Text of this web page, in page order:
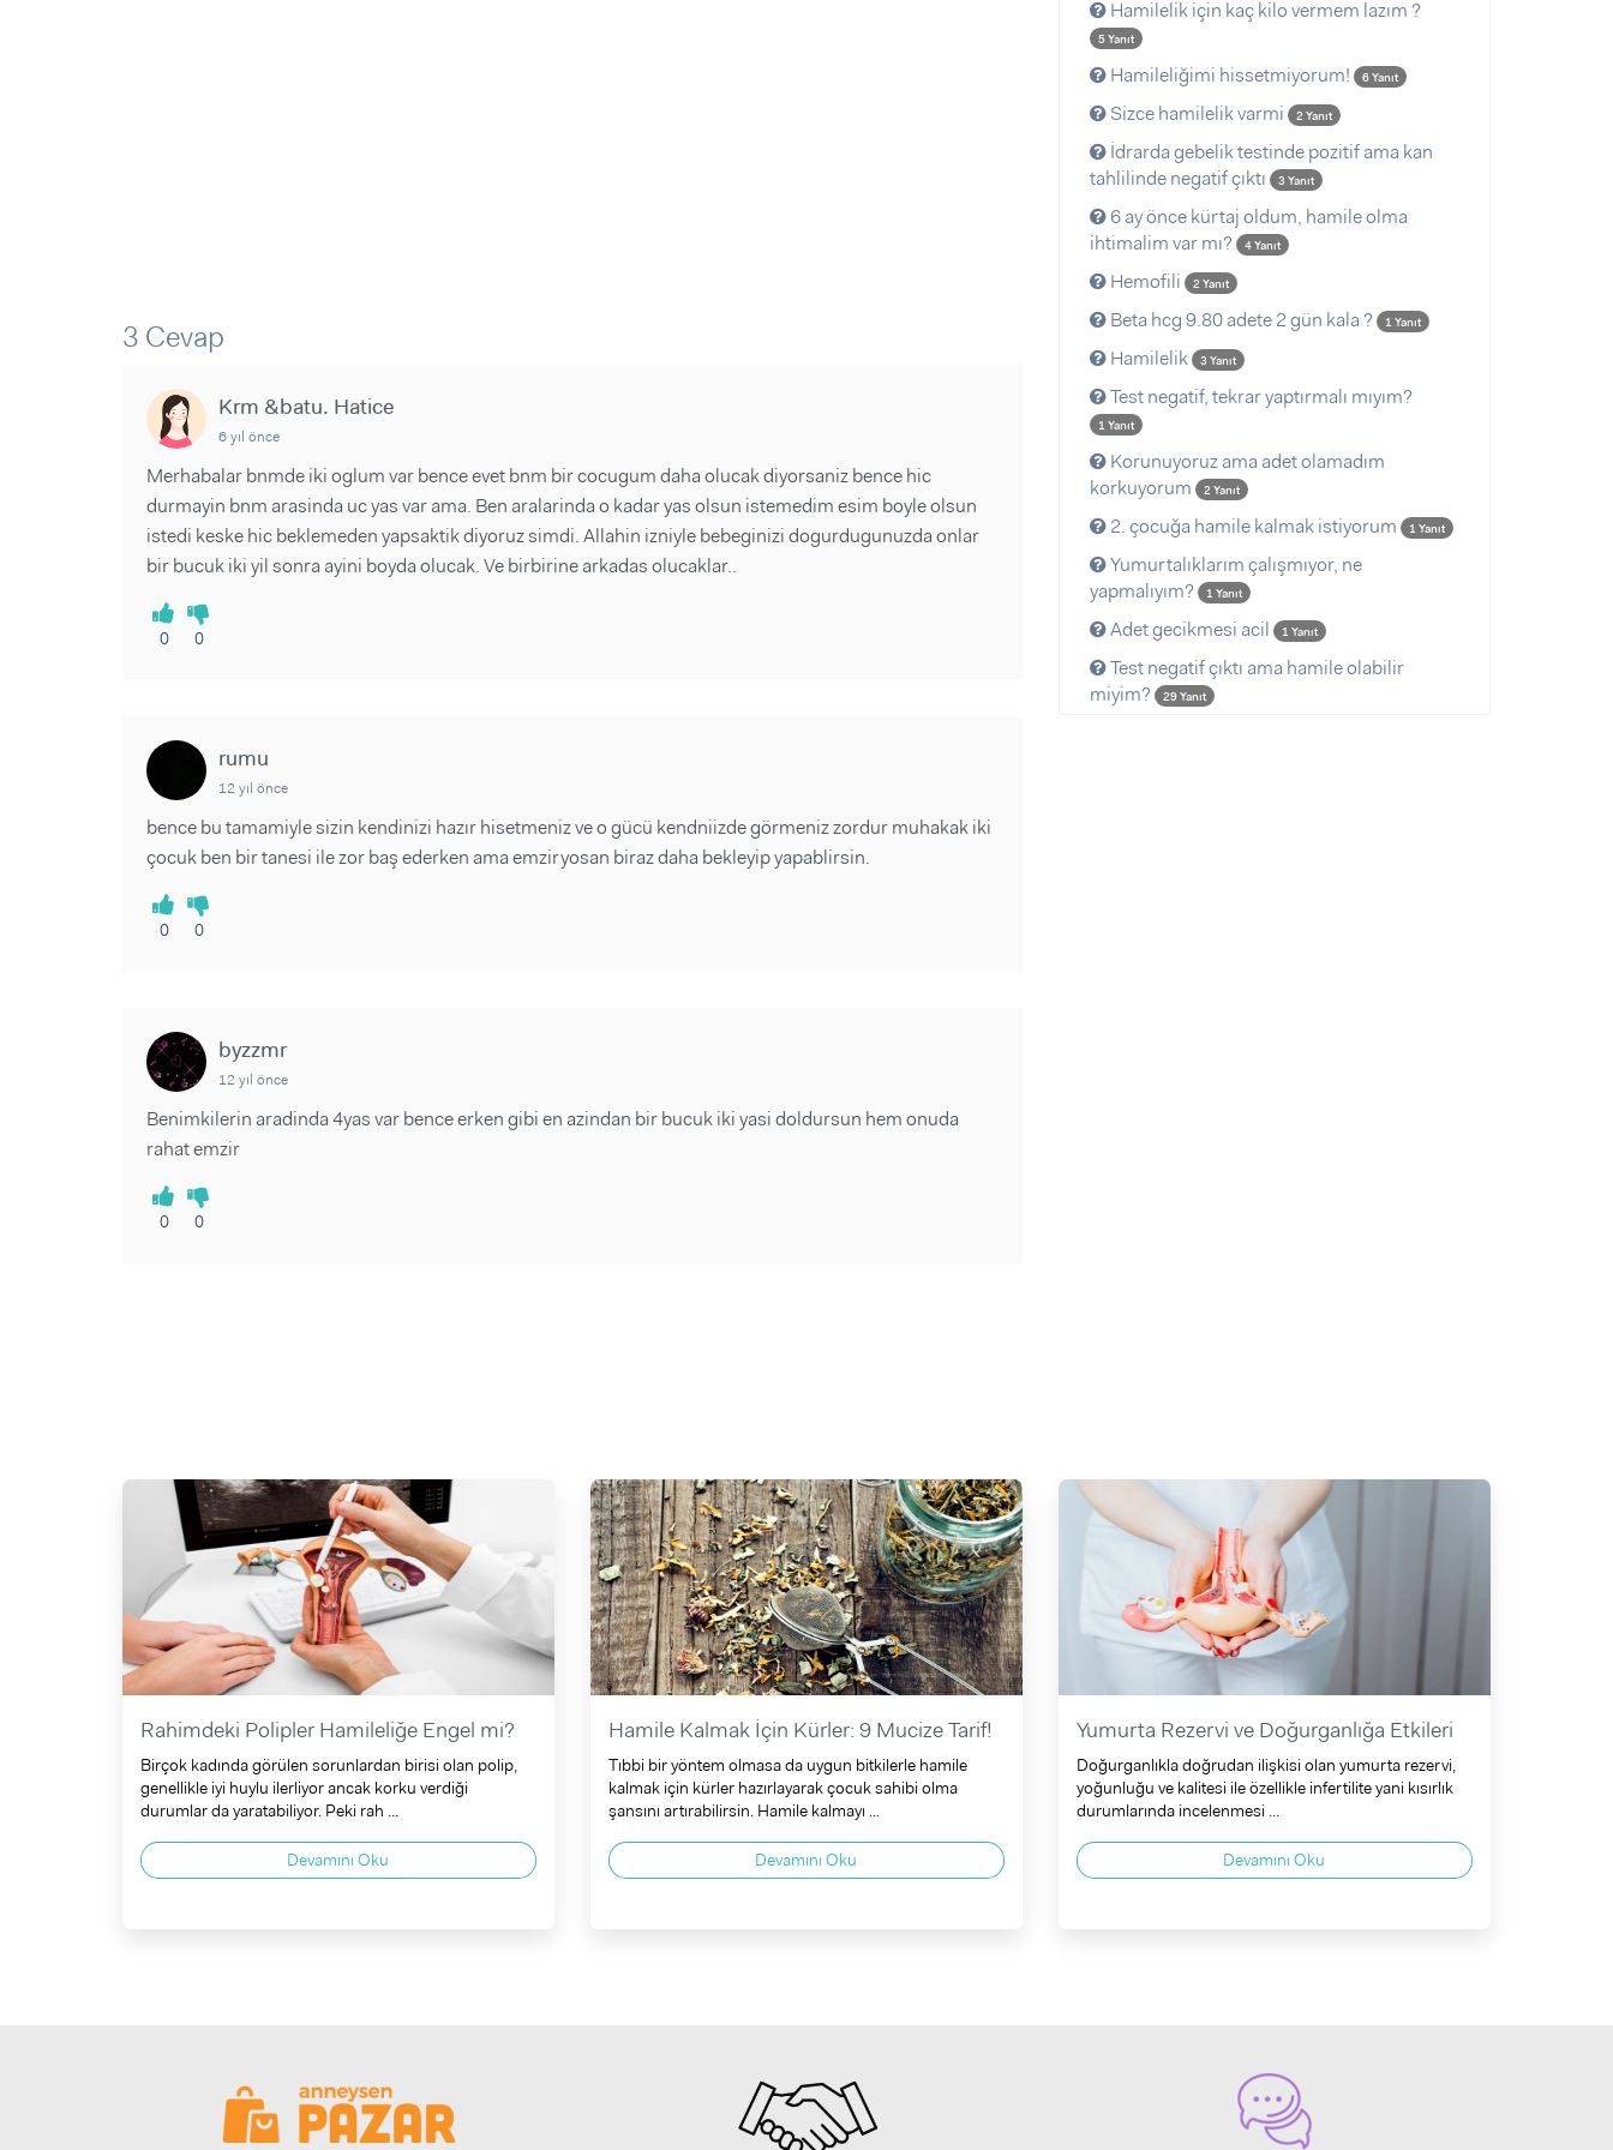
3 Cevap
Krm &batu. Hatice
6 yıl önce
Merhabalar bnmde iki oglum var bence evet bnm bir cocugum daha olucak diyorsaniz bence hic
durmayin bnm arasinda uc yas var ama. Ben aralarinda o kadar yas olsun istemedim esim boyle olsun
istedi keske hic beklemeden yapsaktik diyoruz simdi. Allahin izniyle bebeginizi dogurdugunuzda onlar
bir bucuk iki yil sonra ayini boyda olucak. Ve birbirine arkadas olucaklar..
0 0
rumu
12 yıl önce
bence bu tamamiyle sizin kendinizi hazır hisetmeniz ve o gücü kendniizde görmeniz zordur muhakak iki
çocuk ben bir tanesi ile zor baş ederken ama emziryosan biraz daha bekleyip yapablirsin.
0 0
byzzmr
12 yıl önce
Benimkilerin aradinda 4yas var bence erken gibi en azindan bir bucuk iki yasi doldursun hem onuda
rahat emzir
0 0
Hamilelik için kaç kilo vermem lazım ?
5 Yanıt
Hamileliğimi hissetmiyorum! 6 Yanıt
Sizce hamilelik varmi 2 Yanıt
İdrarda gebelik testinde pozitif ama kan
tahlilinde negatif çıktı
3 Yanıt
6 ay önce kürtaj oldum, hamile olma
ihtimalim var mı?
4 Yanıt
Hemofili 2 Yanıt
Beta hcg 9.80 adete 2 gün kala ? 1 Yanıt
Hamilelik 3 Yanıt
Test negatif, tekrar yaptırmalı mıyım?
1 Yanıt
Korunuyoruz ama adet olamadım
korkuyorum
2 Yanıt
2. çocuğa hamile kalmak istiyorum 1 Yanıt
Yumurtalıklarım çalışmıyor, ne
yapmalıyım?
1 Yanıt
Adet gecikmesi acil 1 Yanıt
Test negatif çıktı ama hamile olabilir
miyim?
29 Yanıt
Rahimdeki Polipler Hamileliğe Engel mi?
Birçok kadında görülen sorunlardan birisi olan polip,
genellikle iyi huylu ilerliyor ancak korku verdiği
durumlar da yaratabiliyor. Peki rah ...
Devamını Oku
Hamile Kalmak İçin Kürler: 9 Mucize Tarif!
Tıbbi bir yöntem olmasa da uygun bitkilerle hamile
kalmak için kürler hazırlayarak çocuk sahibi olma
şansını artırabilirsin. Hamile kalmayı ...
Devamını Oku
Yumurta Rezervi ve Doğurganlığa Etkileri
Doğurganlıkla doğrudan ilişkisi olan yumurta rezervi,
yoğunluğu ve kalitesi ile özellikle infertilite yani kısırlık
durumlarında incelenmesi ...
Devamını Oku